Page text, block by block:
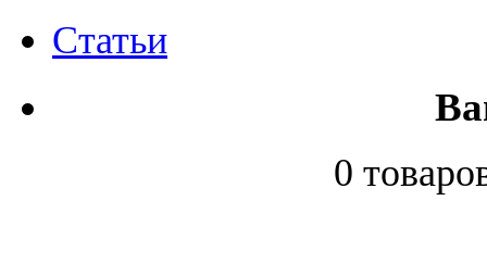
Статьи
0